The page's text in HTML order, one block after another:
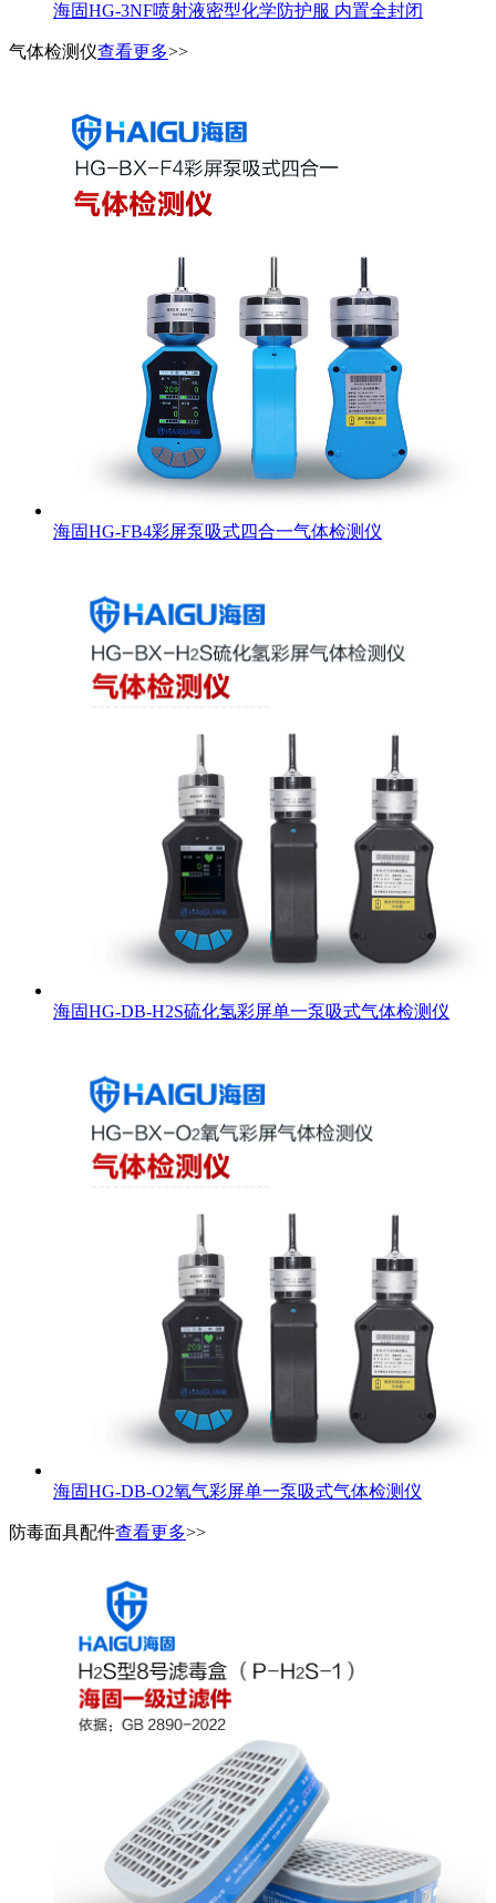
海固HG-3NF喷射液密型化学防护服 内置全封闭
气体检测仪查看更多>>
海固HG-FB4彩屏泵吸式四合一气体检测仪
海固HG-DB-H2S硫化氢彩屏单一泵吸式气体检测仪
海固HG-DB-O2氧气彩屏单一泵吸式气体检测仪
防毒面具配件查看更多>>